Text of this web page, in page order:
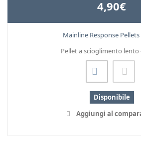
4,90€
Mainline Response
Pellet a scioglimento lento
Disponibile
Aggiungi al